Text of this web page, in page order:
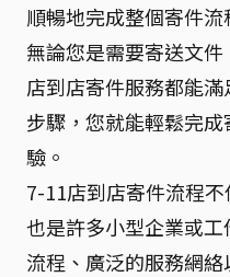
順暢地完成整個寄件流
無論您是需要寄送文
店到店寄件服務都能
步驟，您就能輕鬆完
驗。
7-11店到店寄件流程
也是許多小型企業或
流程、廣泛的服務網